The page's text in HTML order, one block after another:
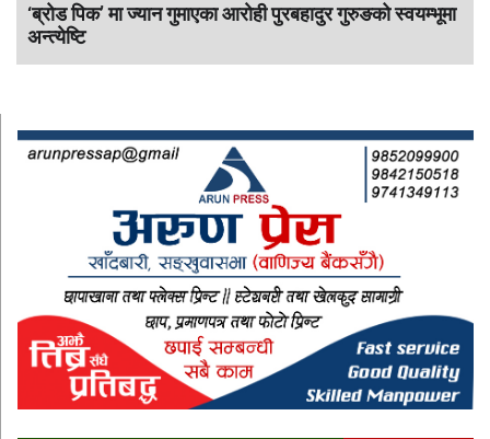
‘ब्रोड पिक’ मा ज्यान गुमाएका आराेही पुरबहादुर गुरुङको स्वयम्भूमा
अन्त्येष्टि